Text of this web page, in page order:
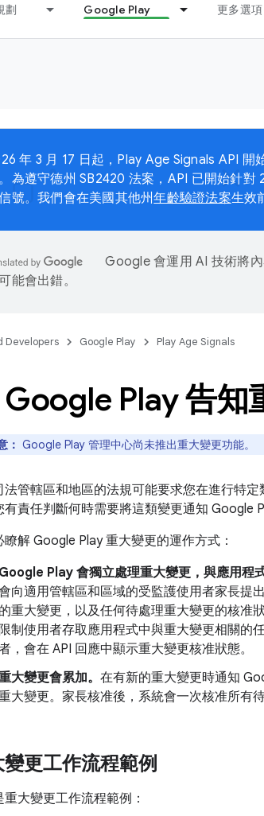
劃 Google Play 更多選項
年 3 月 17 日起，Play Age Signals API 開
。為遵守德州 SB2420 法案，API 已開始針
號。我們會在美國其他州年齡驗證法案生效
Google 會運用 AI 技術將
能會出錯。
Developers Google Play Play Age Signals
Play 告知
： Google Play 管理中心尚未推出重大變更功能。
法管轄區和地區的法規可能要求您在進行特
有責任判斷何時需要將這類變更通知 Google
瞭解 Google Play 重大變更的運作方式：
Google Play 會獨立處理重大變更，與應用程
向適用管轄區和區域的受監護使用者家長提
的重大變更，以及任何待處理重大變更的核准
限制使用者存取應用程式中與重大變更相關的
，會在 API 回應中顯示重大變更核准狀態。
大變更會累加。 在有新的重大變更時通知
大變更。家長核准後，系統會一次核准所有
更工作流程範例
重大變更工作流程範例：